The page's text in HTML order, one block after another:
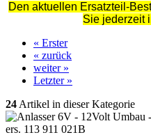
Den aktuellen Ersatzteil-
Sie jederzeit
« Erster
« zurück
weiter »
Letzter »
24 Artikel in dieser Kategorie